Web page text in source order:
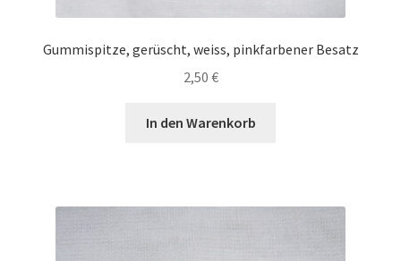
Gummispitze, gerüscht, weiss, pinkfarbener Besatz
2,50 €
In den Warenkorb